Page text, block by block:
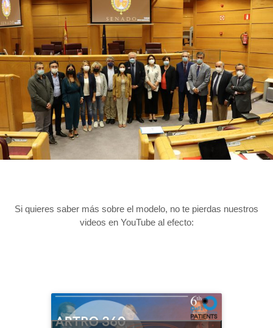
Si quieres saber más sobre el modelo, no te pierdas nuestros
videos en YouTube al efecto: